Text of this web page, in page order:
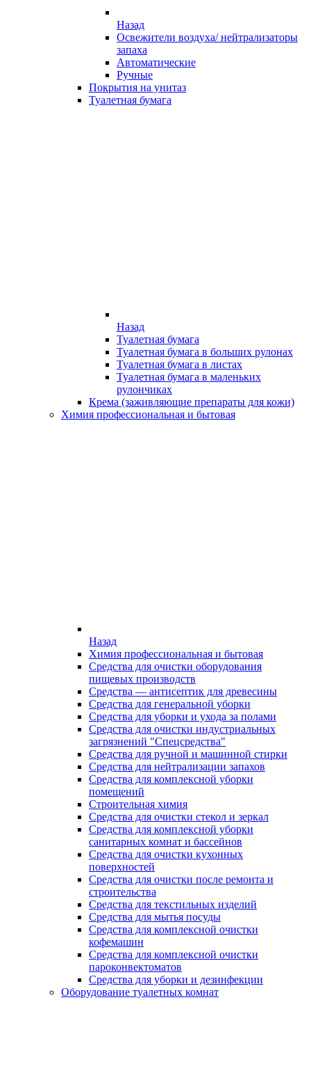
Назад
Освежители воздуха/ нейтрализаторы
запаха
Автоматические
Ручные
Покрытия на унитаз
Туалетная бумага
Назад
Туалетная бумага
Туалетная бумага в больших рулонах
Туалетная бумага в листах
Туалетная бумага в маленьких
рулончиках
Крема (заживляющие препараты для кожи)
Химия профессиональная и бытовая
Назад
Химия профессиональная и бытовая
Средства для очистки оборудования
пищевых производств
Средства — антисептик для древесины
Средства для генеральной уборки
Средства для уборки и ухода за полами
Средства для очистки индустриальных
загрязнений "Спецсредства"
Средства для ручной и машинной стирки
Средства для нейтрализации запахов
Средства для комплексной уборки
помещений
Строительная химия
Средства для очистки стекол и зеркал
Средства для комплексной уборки
санитарных комнат и бассейнов
Средства для очистки кухонных
поверхностей
Средства для очистки после ремонта и
строительства
Средства для текстильных изделий
Средства для мытья посуды
Средства для комплексной очистки
кофемашин
Средства для комплексной очистки
пароконвектоматов
Средства для уборки и дезинфекции
Оборудование туалетных комнат